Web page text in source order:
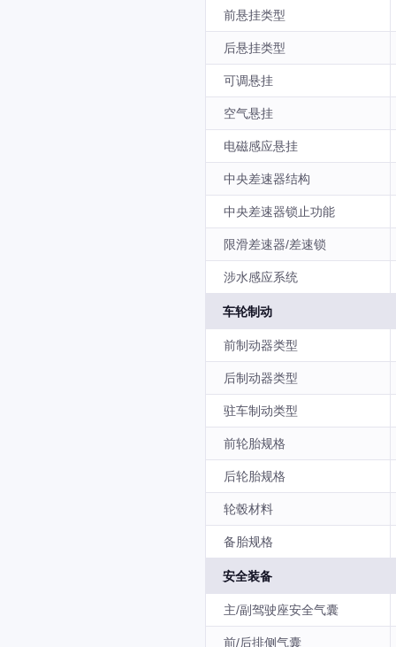
前悬挂类型
后悬挂类型
可调悬挂
空气悬挂
电磁感应悬挂
中央差速器结构
中央差速器锁止功能
限滑差速器/差速锁
涉水感应系统
车轮制动
前制动器类型
后制动器类型
驻车制动类型
前轮胎规格
后轮胎规格
轮毂材料
备胎规格
安全装备
主/副驾驶座安全气囊
前/后排侧气囊